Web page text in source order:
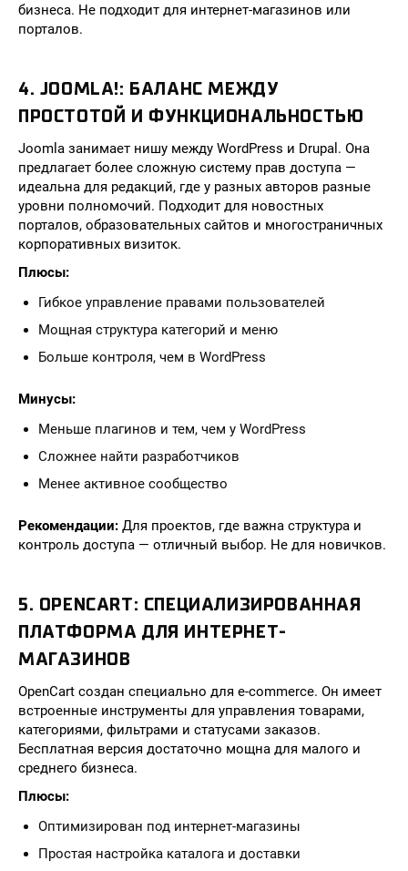
бизнеса. Не подходит для интернет-магазинов или
порталов.
4. JOOMLA!: БАЛАНС МЕЖДУ
ПРОСТОТОЙ И ФУНКЦИОНАЛЬНОСТЬЮ
Joomla занимает нишу между WordPress и Drupal. Она
предлагает более сложную систему прав доступа —
идеальна для редакций, где у разных авторов разные
уровни полномочий. Подходит для новостных
порталов, образовательных сайтов и многостраничных
корпоративных визиток.
Плюсы:
Гибкое управление правами пользователей
Мощная структура категорий и меню
Больше контроля, чем в WordPress
Минусы:
Меньше плагинов и тем, чем у WordPress
Сложнее найти разработчиков
Менее активное сообщество
Рекомендации: Для проектов, где важна структура и
контроль доступа — отличный выбор. Не для новичков.
5. OPENCART: СПЕЦИАЛИЗИРОВАННАЯ
ПЛАТФОРМА ДЛЯ ИНТЕРНЕТ-
МАГАЗИНОВ
OpenCart создан специально для e-commerce. Он имеет
встроенные инструменты для управления товарами,
категориями, фильтрами и статусами заказов.
Бесплатная версия достаточно мощна для малого и
среднего бизнеса.
Плюсы:
Оптимизирован под интернет-магазины
Простая настройка каталога и доставки